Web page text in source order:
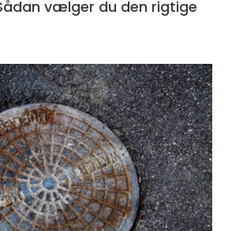
vælger du den rigtige